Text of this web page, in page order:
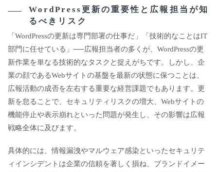
WordPress更新の重要性と広報担当が知
るべきリスク
「WordPressの更新は専門部署の仕事だ」「技術的なことはIT
部門に任せている」──広報担当者の多くが、WordPressの更
新作業を単なる技術的なタスクと捉えがちです。しかし、企
業の顔であるWebサイトの基盤を最新の状態に保つことは、
広報活動の成否を左右する重要な経営課題でもあります。更
新を怠ることで、セキュリティリスクの増大、Webサイトの
機能停止や表示崩れといった問題が発生し、その影響は広報
戦略全体に及びます。
具体的には、情報漏洩やマルウェア感染といったセキュリテ
ィインシデントは企業の信頼を著しく損ね、ブランドイメー